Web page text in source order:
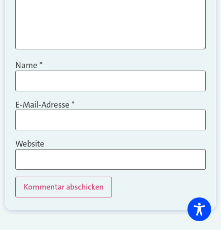
Name *
E-Mail-Adresse *
Website
Alternative: